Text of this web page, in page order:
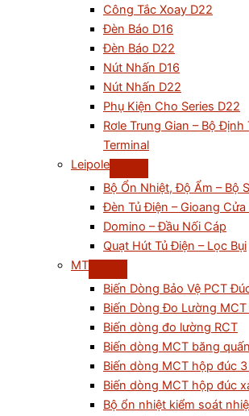
Công Tắc Xoay D22
Đèn Báo D16
Đèn Báo D22
Nút Nhấn D16
Nút Nhấn D22
Phụ Kiện Cho Series D22
Rơle Trung Gian – Bộ
Terminal
Leipole
Bộ Ổn Nhiệt, Độ Ẩm – Bộ
Đèn Tủ Điện – Gioang Cửa
Domino – Đầu Nối Cáp
Quạt Hút Tủ Điện – Lọc Bụi
MT
Biến Dòng Bảo Vệ PCT
Biến Dòng Đo Lường
Biến dòng đo lường RCT
Biến dòng MCT băng quấn
Biến dòng MCT hộp đúc 3
Biến dòng MCT hộp đúc
Bộ ổn nhiệt kiểm soát